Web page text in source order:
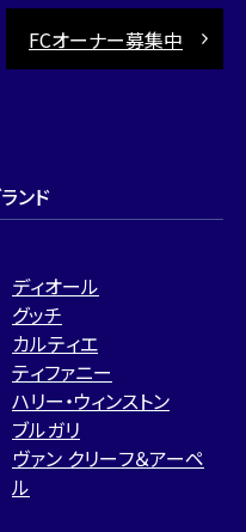
FCオーナー募集中
ンド
ディオール
グッチ
カルティエ
ティファニー
ハリー・ウィンストン
ブルガリ
ヴァン クリーフ＆アーペ
ル